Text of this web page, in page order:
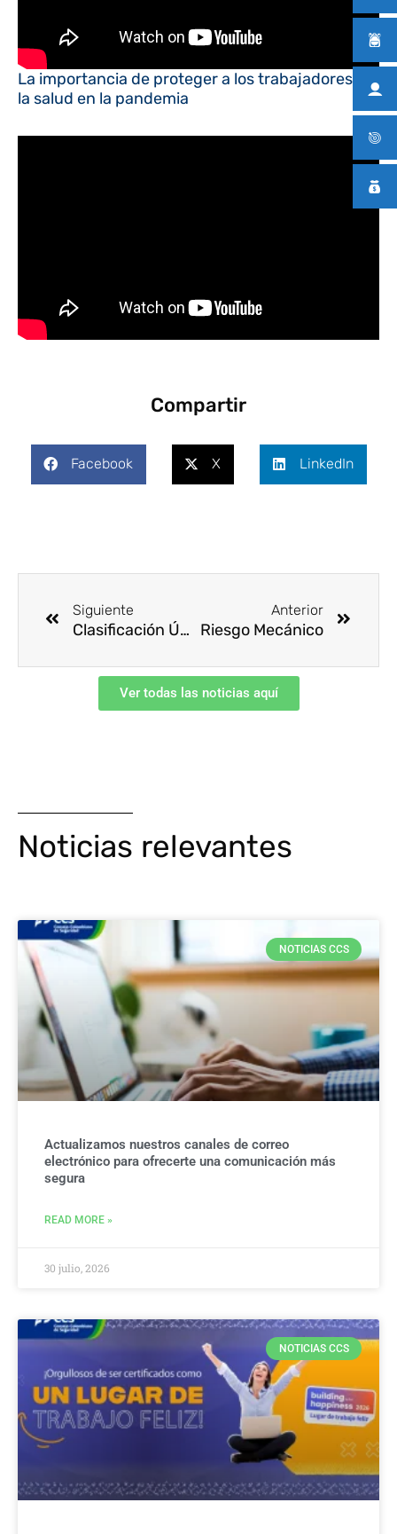
La importancia de proteger a los trabajadores de
la salud en la pandemia
Compartir
Facebook X LinkedIn
Siguiente
Clasificación Única de Ocupaciones para Colombia, CUOC, a tono con las necesidades del mercado laboral
Anterior
Riesgo Mecánico
Ver todas las noticias aquí
Noticias relevantes
NOTICIAS CCS
Actualizamos nuestros canales de correo
electrónico para ofrecerte una comunicación más
segura
READ MORE »
30 julio, 2026
NOTICIAS CCS